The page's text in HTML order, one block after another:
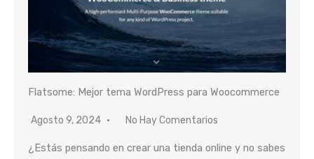
Flatsome: Mejor tema WordPress para Woocommerce
Agosto 9, 2024 No Hay Comentarios
¿Estás pensando en crear una tienda online y no sabes